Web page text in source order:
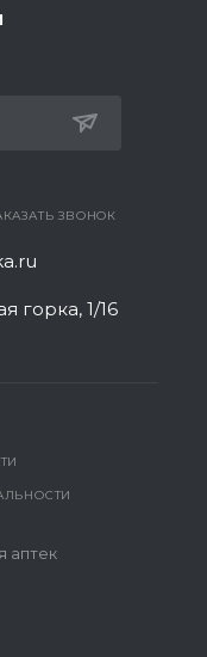
ЗВОНОК
горка, 1/16
аптек